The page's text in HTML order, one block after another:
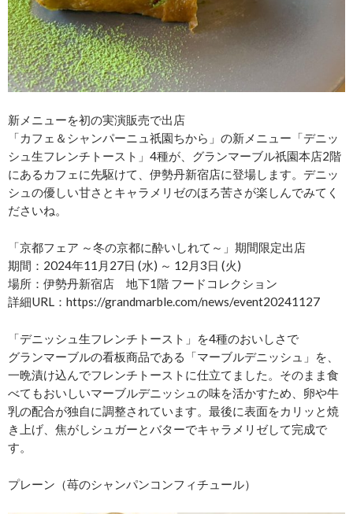
新メニューを初の実演販売で出店
「カフェ＆シャンパーニュ祇園ちから」の新メニュー「デニッ
シュ生フレンチトースト」4種が、グランマーブル祇園本店2階
にあるカフェに先駆けて、伊勢丹新宿店に登場します。デニッ
シュの優しい甘さとキャラメリゼのほろ苦さが楽しんでみてく
ださいね。
「京都フェア ～冬の京都に酔いしれて～」期間限定出店
期間：2024年11月27日 (水) ～ 12月3日 (火)
場所：伊勢丹新宿店 地下1階 フードコレクション
詳細URL：https://grandmarble.com/news/event20241127
「デニッシュ生フレンチトースト」を4種のおいしさで
グランマーブルの看板商品である「マーブルデニッシュ」を、
一晩漬け込んでフレンチトーストに仕立てました。そのまま食
べてもおいしいマーブルデニッシュの味を活かすため、卵や牛
乳の配合が独自に調整されています。最後に表面をカリッと焼
き上げ、焦がしシュガーとバターでキャラメリゼして完成で
す。
プレーン（苺のシャンパンコンフィチュール）